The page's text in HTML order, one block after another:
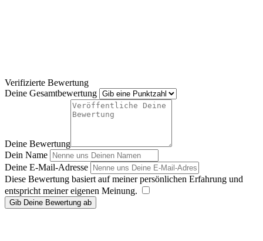
Verifizierte Bewertung
Deine Gesamtbewertung
Deine Bewertung
Dein Name
Deine E-Mail-Adresse
Diese Bewertung basiert auf meiner persönlichen Erfahrung und
entspricht meiner eigenen Meinung.
Gib Deine Bewertung ab